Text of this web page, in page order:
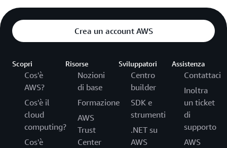
Crea un account AWS
Scopri
Cos'è
AWS?
Cos'è il
cloud
computing?
Cos'è
Risorse
Nozioni
di base
Formazione
AWS
Trust
Center
Sviluppatori
Centro
builder
SDK e
strumenti
.NET su
AWS
Assistenza
Contattaci
Inoltra
un ticket
di
supporto
AWS